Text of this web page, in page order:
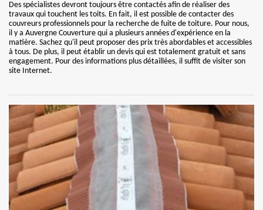
Des spécialistes devront toujours être contactés afin de réaliser des
travaux qui touchent les toits. En fait, il est possible de contacter des
couvreurs professionnels pour la recherche de fuite de toiture. Pour nous,
il y a Auvergne Couverture qui a plusieurs années d'expérience en la
matière. Sachez qu'il peut proposer des prix très abordables et accessibles
à tous. De plus, il peut établir un devis qui est totalement gratuit et sans
engagement. Pour des informations plus détaillées, il suffit de visiter son
site Internet.